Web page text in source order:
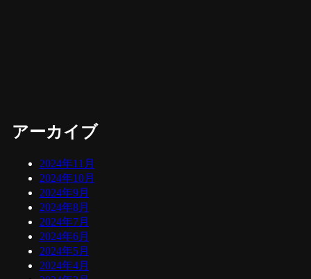
アーカイブ
2024年11月
2024年10月
2024年9月
2024年8月
2024年7月
2024年6月
2024年5月
2024年4月